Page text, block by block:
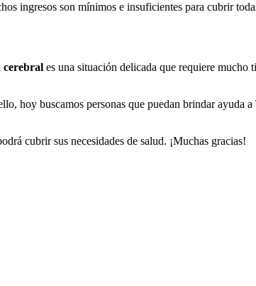
ingresos son mínimos e insuficientes para cubrir
cerebral es una situación delicada que requiere mucho
hoy buscamos personas que puedan brindar ayuda a
cubrir sus necesidades de salud. ¡Muchas gracias!